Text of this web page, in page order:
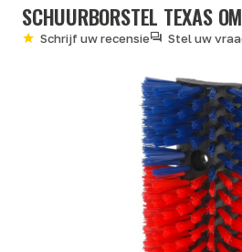
SCHUURBORSTEL TEXAS
Schrijf uw recensie Stel uw